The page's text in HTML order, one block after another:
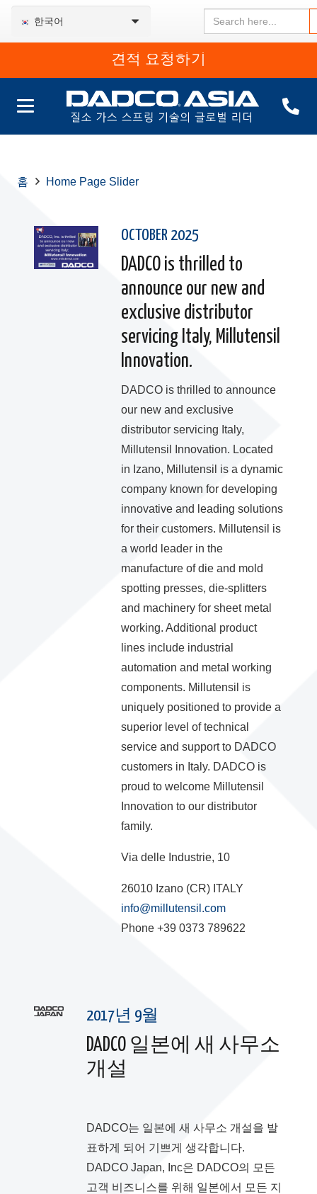
한국어
Search
for:
견적 요청하기
홈 Home Page Slider
OCTOBER 2025
DADCO is thrilled to
announce our new and
exclusive distributor
servicing Italy, Millutensil
Innovation.
DADCO is thrilled to announce
our new and exclusive
distributor servicing Italy,
Millutensil Innovation. Located
in Izano, Millutensil is a dynamic
company known for developing
innovative and leading solutions
for their customers. Millutensil is
a world leader in the
manufacture of die and mold
spotting presses, die-splitters
and machinery for sheet metal
working. Additional product
lines include industrial
automation and metal working
components. Millutensil is
uniquely positioned to provide a
superior level of technical
service and support to DADCO
customers in Italy. DADCO is
proud to welcome Millutensil
Innovation to our distributor
family.
Via delle Industrie, 10
26010 Izano (CR) ITALY
info@millutensil.com
Phone +39 0373 789622
2017년 9월
DADCO 일본에 새 사무소
개설
DADCO는 일본에 새 사무소 개설을 발
표하게 되어 기쁘게 생각합니다.
DADCO Japan, Inc은 DADCO의 모든
고객 비즈니스를 위해 일본에서 모든 지